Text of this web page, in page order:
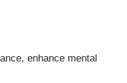
enhance mental